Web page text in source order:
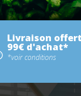
Livraison
99€ d'achat*
*voir conditions